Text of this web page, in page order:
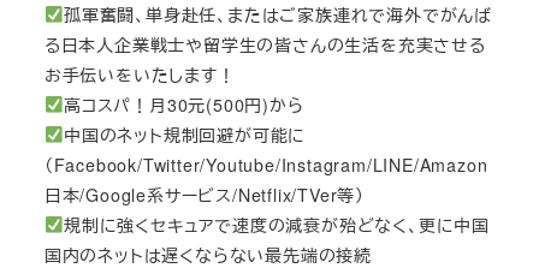
孤軍奮闘、単身赴任、またはご家族連れで海外でがんば
る日本人企業戦士や留学生の皆さんの生活を充実させる
お手伝いをいたします！
高コスパ！月30元(500円)から
中国のネット規制回避が可能に
（Facebook/Twitter/Youtube/Instagram/LINE/Amazon
日本/Google系サービス/Netflix/TVer等）
規制に強くセキュアで速度の減衰が殆どなく、更に中国
国内のネットは遅くならない最先端の接続